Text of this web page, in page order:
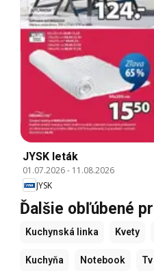
JYSK leták
01.07.2026- 11.08.2026
JYSK
Ďalšie obľúbené
Kuchynská linka Kvety
Kuchyňa Notebook Tv